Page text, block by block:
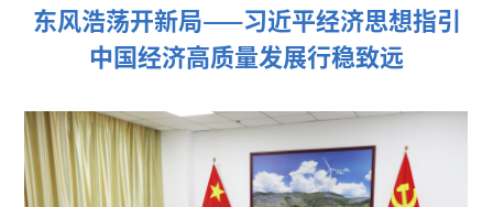
东风浩荡开新局——习近平经济思想指引
中国经济高质量发展行稳致远